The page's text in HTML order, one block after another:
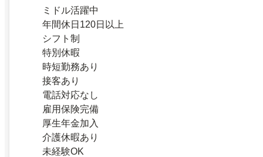
ミドル活躍中
年間休日120日以上
シフト制
特別休暇
時短勤務あり
接客あり
電話対応なし
雇用保険完備
厚生年金加入
介護休暇あり
未経験OK